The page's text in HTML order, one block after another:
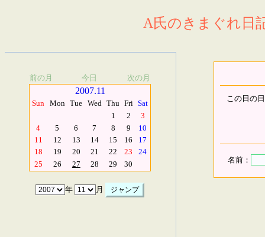
A氏のきまぐれ日
前の月 今日 次の月
2007.11
Sun Mon Tue Wed Thu Fri Sat
1
2
3
4
5 6 7 8 9
10
11
12 13 14 15 16
17
18
19 20 21 22 23
24
25
26 27 28 29 30
年 月
この日の
名前：